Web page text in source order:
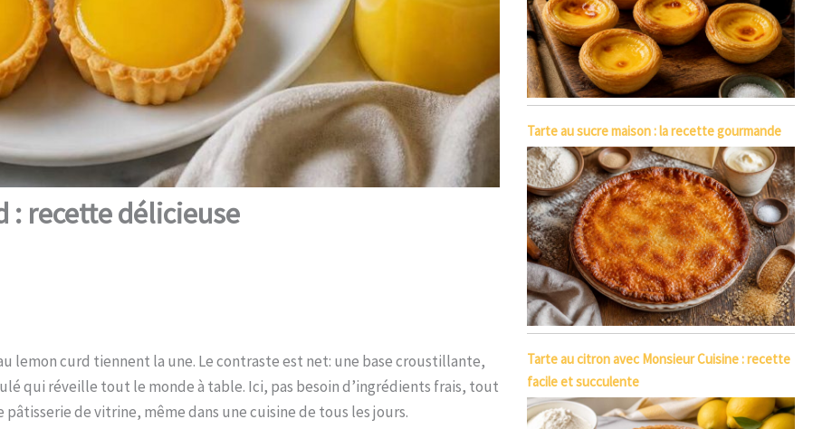
: recette délicieuse
lemon curd tiennent la une. Le contraste est net: une base croustillante,
qui réveille tout le monde à table. Ici, pas besoin d’ingrédients frais, tout
de vitrine, même dans une cuisine de tous les jours.
Tarte au sucre maison : la recette gourmande
Tarte au citron avec Monsieur Cuisine : recette
facile et succulente